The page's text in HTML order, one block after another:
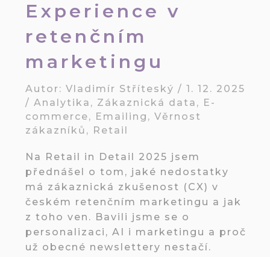
Experience v
retenčním
marketingu
Autor:Vladimír Stříteský /1. 12. 2025
/Analytika , Zákaznická data , E-
commerce, Emailing ,Věrnost
zákazníků , Retail
Na Retail in Detail 2025 jsem
přednášel o tom, jaké nedostatky
má zákaznická zkušenost (CX) v
českém retenčním marketingu a jak
z toho ven. Bavili jsme se o
personalizaci, AI i marketingu a proč
už obecné newslettery nestačí.